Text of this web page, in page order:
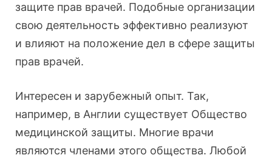
защите прав врачей. Подобные организации
свою деятельность эффективно реализуют
и влияют на положение дел в сфере защиты
прав врачей.
Интересен и зарубежный опыт. Так,
например, в Англии существует Общество
медицинской защиты. Многие врачи
являются членами этого общества. Любой